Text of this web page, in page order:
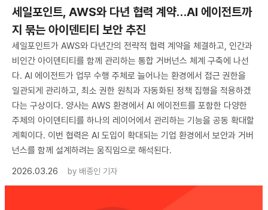
세일포인트, AWS와 다년 협력 계약…AI 에이전트까
지 묶는 아이덴티티 보안 추진
세일포인트가 AWS와 다년간의 전략적 협력 계약을 체결하고, 인간과
비인간 아이덴티티를 함께 관리하는 통합 거버넌스 체계 구축에 나선
다. AI 에이전트가 업무 수행 주체로 늘어나는 환경에서 접근 권한을
일관되게 관리하고, 최소 권한 원칙과 자동화된 정책 집행을 적용하겠
다는 구상이다. 양사는 AWS 환경에서 AI 에이전트를 포함한 다양한
주체의 아이덴티티를 하나의 레이어에서 관리하는 기능을 공동 확대할
계획이다. 이번 협력은 AI 도입이 확대되는 기업 환경에서 보안과 거버
넌스를 함께 설계하려는 움직임으로 해석된다.
2026.03.26
by 배종인 기자